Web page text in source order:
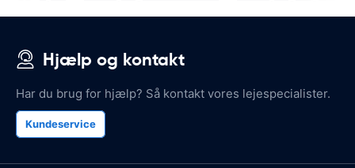
Hjælp og kontakt
Har du brug for hjælp? Så kontakt vores lejespecialister.
Kundeservice